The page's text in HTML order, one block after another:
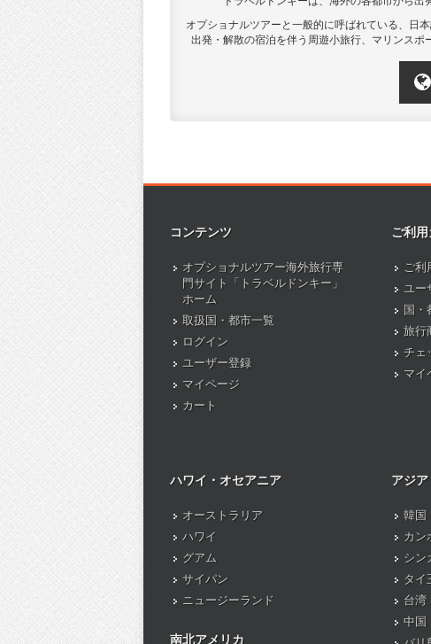
オプショナルツアーと一般的に呼ばれている、日
出発・解散の宿泊を伴う周遊小旅行、マリンスポ
コンテンツ
オプショナルツアー海外旅行専
門サイト「トラベルドンキー」
ホーム
取扱国・都市一覧
ログイン
ユーザー登録
マイページ
カート
ご利
ご利
ユー
国・
旅行
チェ
マイ
ハワイ・オセアニア
オーストラリア
ハワイ
グアム
サイパン
ニュージーランド
南北アメリカ
アジア
韓国
カン
シン
タイ
台湾
中国